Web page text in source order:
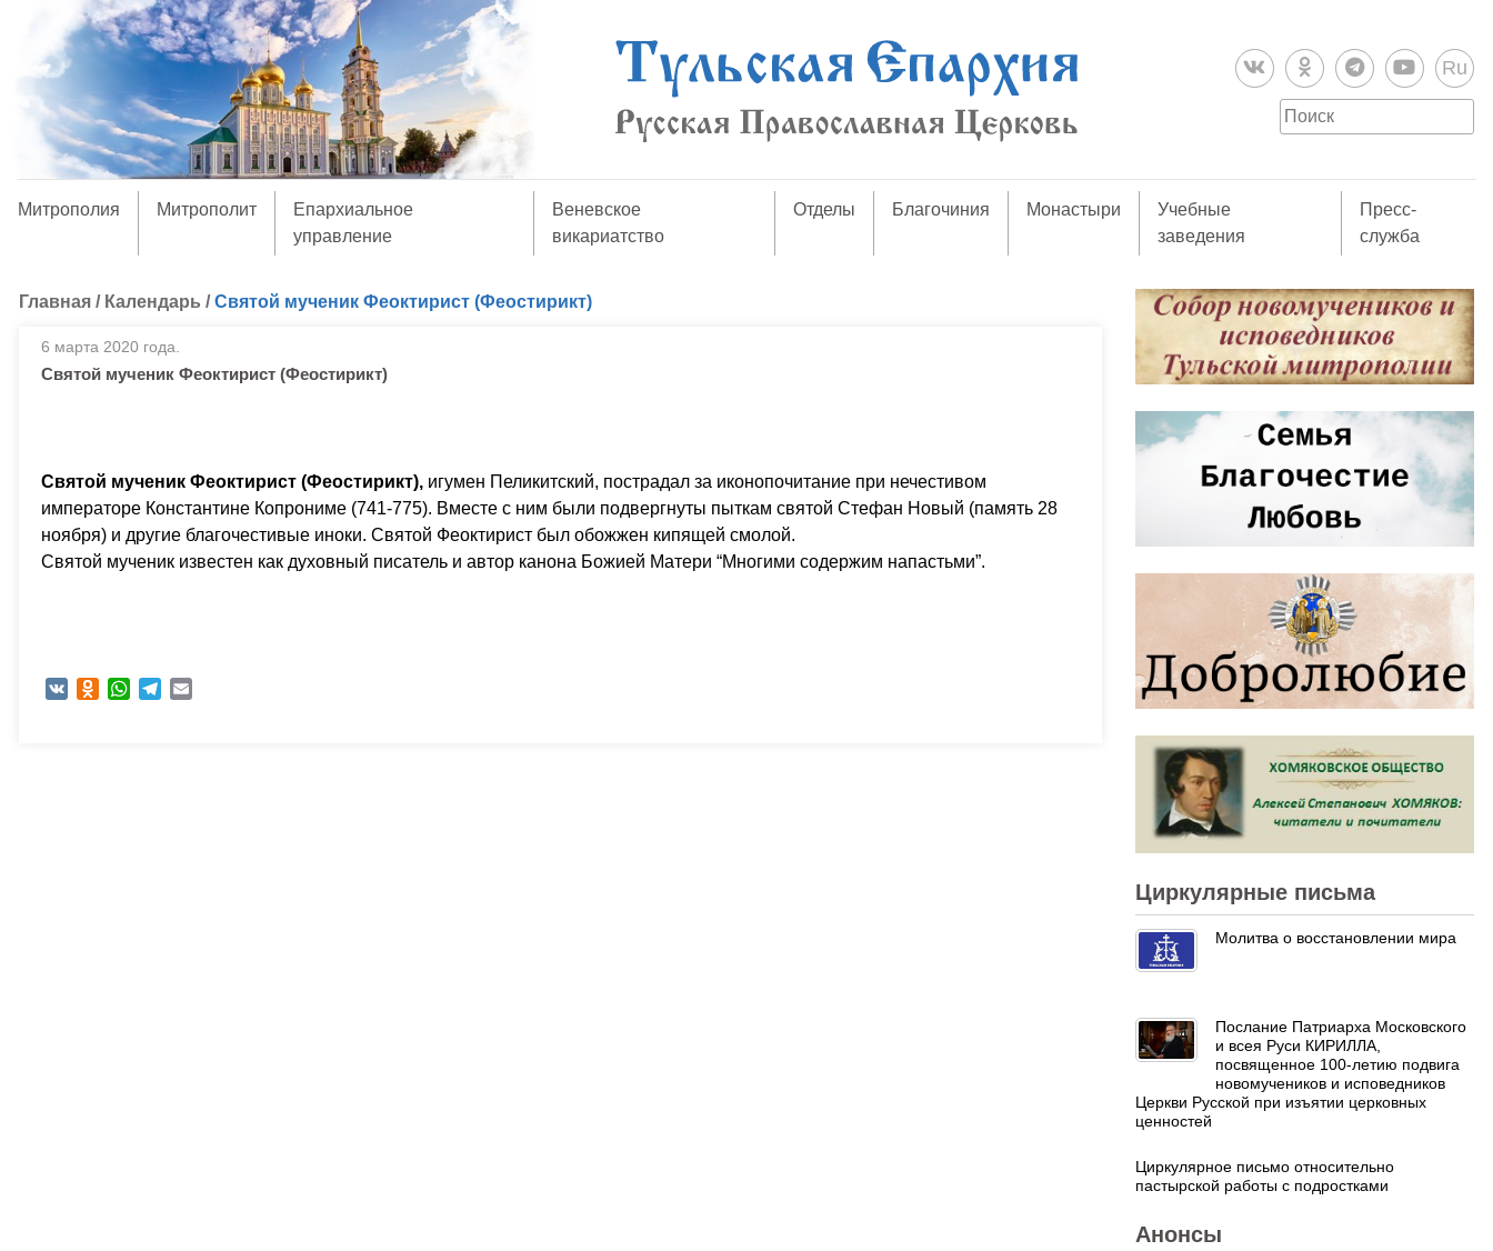
Ru
Митрополия Митрополит
Епархиальное
управление
Веневское
викариатство
Отделы Благочиния Монастыри
Учебные
заведения
Пресс-
служба
Главная / Календарь /Святой мученик Феоктирист (Феостирикт)
6 марта 2020 года.
Святой мученик Феоктирист (Феостирикт)
Святой мученик Феоктирист (Феостирикт), игумен Пеликитский, пострадал за иконопочитание при нечестивом
императоре Константине Копрониме (741-775). Вместе с ним были подвергнуты пыткам святой Стефан Новый (память 28
ноября) и другие благочестивые иноки. Святой Феоктирист был обожжен кипящей смолой.
Святой мученик известен как духовный писатель и автор канона Божией Матери “Многими содержим напастьми”.
VK Odnoklassniki
WhatsAppTelegram
Циркулярные письма
Молитва о восстановлении мира
Послание Патриарха Московского
и всея Руси КИРИЛЛА,
посвященное 100-летию подвига
новомучеников и исповедников
Церкви Русской при изъятии церковных
ценностей
Циркулярное письмо относительно
пастырской работы с подростками
Анонсы